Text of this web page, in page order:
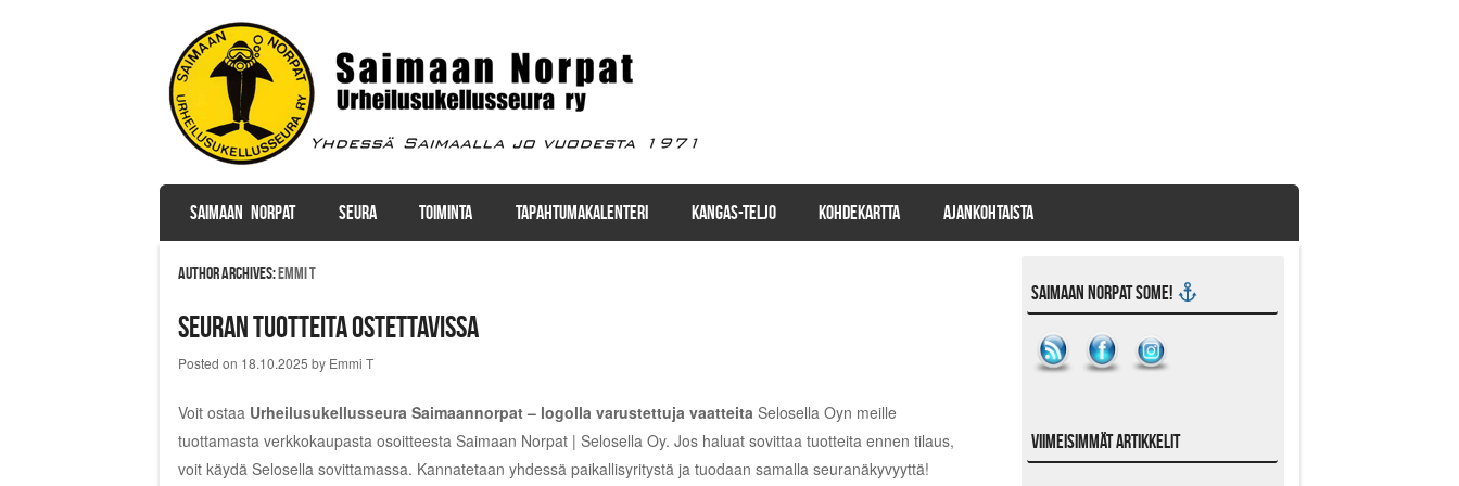
Menu
SKIP TO CONTENT
SAIMAAN NORPAT SEURA TOIMINTA TAPAHTUMAKALENTERI KANGAS-TELJO KOHDEKARTTA AJANKOHTAISTA
Author Archives:Emmi T
Seuran tuotteita ostettavissa
Posted on 18.10.2025 by Emmi T
Voit ostaa Urheilusukellusseura Saimaannorpat – logolla varustettuja vaatteita Selosella Oyn meille
tuottamasta verkkokaupasta osoitteesta Saimaan Norpat | Selosella Oy. Jos haluat sovittaa tuotteita ennen tilaus,
voit käydä Selosella sovittamassa. Kannatetaan yhdessä paikallisyritystä ja tuodaan samalla seuranäkyvyyttä!
Saimaan Norpat SoMe!
Viimeisimmät artikkelit